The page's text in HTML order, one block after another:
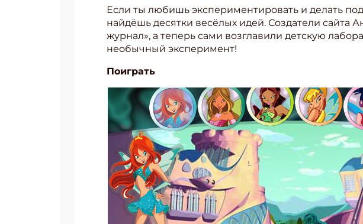
Если ты любишь экспериментировать и делать
найдёшь десятки весёлых идей. Создатели сайта
журнал», а теперь сами возглавили детскую
необычный эксперимент!
Поиграть